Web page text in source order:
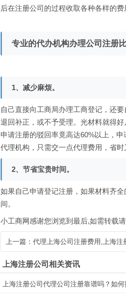
后在注册公司的过程收取各种各样的
专业的代办机构办理公司注册
1、减少麻烦。
自己直接向工商局办理工商登记，还
退回补正，或不予受理。光材料就得
申请注册的驳回率竟高达60%以上，
代理机构，只需交一点代理费用，省
2、节省宝贵时间。
如果自己申请登记注册，如果材料齐
间。
小工商网感谢您浏览到最后,如需转载
上一篇：代理上海公司注册费用,上海
较正规?
上海注册公司相关资讯
上海注册公司代理公司注册靠谱吗？如